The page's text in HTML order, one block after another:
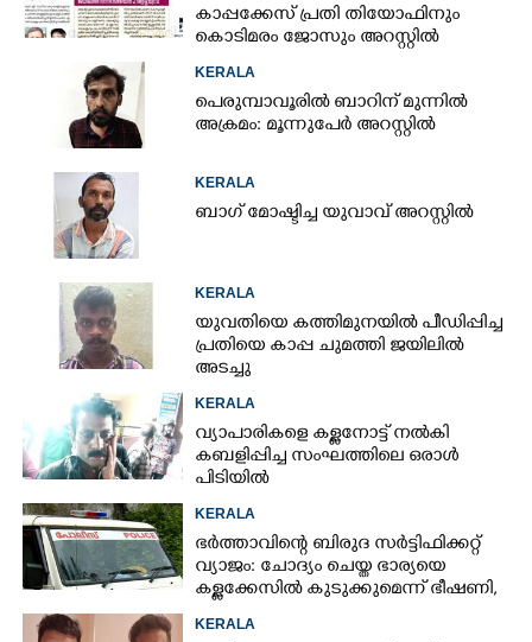
കാപ്പക്കേസ് പ്രതി തിയോഫിനും
കൊടിമരം ജോസും അറസ്റ്റിൽ
KERALA
പെരുമ്പാവൂരിൽ ബാറിന് മുന്നിൽ
അക്രമം: മൂന്നുപേർ അറസ്റ്റിൽ
KERALA
ബാഗ് മോഷ്ടിച്ച യുവാവ് അറസ്റ്റിൽ
KERALA
യുവതിയെ കത്തിമുനയിൽ പീഡിപ്പിച്ച
പ്രതിയെ കാപ്പ ചുമത്തി ജയിലിൽ
അടച്ചു
KERALA
വ്യാപാരികളെ കള്ളനോട്ട് നൽകി
കബളിപ്പിച്ച സംഘത്തിലെ ഒരാൾ
പിടിയിൽ
KERALA
ഭർത്താവിന്റെ ബിരുദ സർട്ടിഫിക്കറ്റ്
വ്യാജം: ചോദ്യം ചെയ്ത ഭാര്യയെ
കള്ളക്കേസിൽ കുടുക്കുമെന്ന് ഭീഷണി,
KERALA